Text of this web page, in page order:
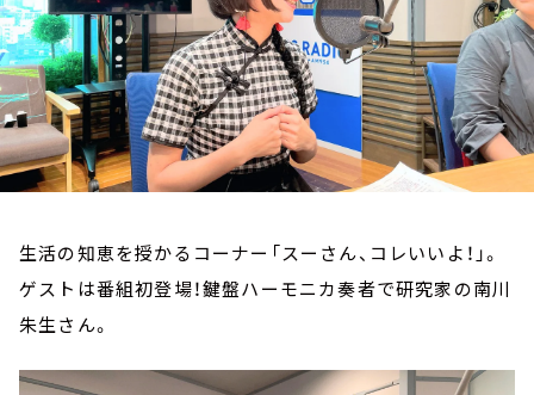
生活の知恵を授かるコーナー「スーさん、コレいいよ！」。
ゲストは番組初登場！鍵盤ハーモニカ奏者で研究家の南川
朱生さん。